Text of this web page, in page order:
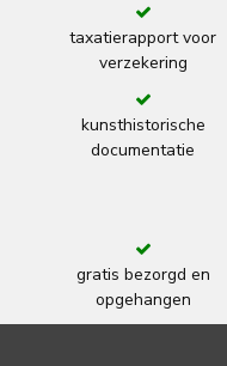
taxatierapport voor
verzekering
kunsthistorische
documentatie
gratis bezorgd en
opgehangen